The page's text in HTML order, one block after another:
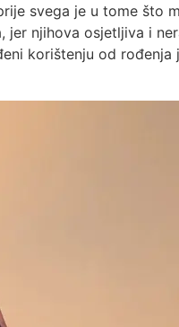
svega je u tome što
njihova osjetljiva i
korištenju od